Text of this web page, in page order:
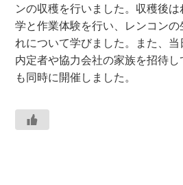
ンの収穫を行いました。収穫後
学と作業体験を行い、レンコン
れについて学びました。また、
内定者や協力会社の家族を招待
も同時に開催しました。